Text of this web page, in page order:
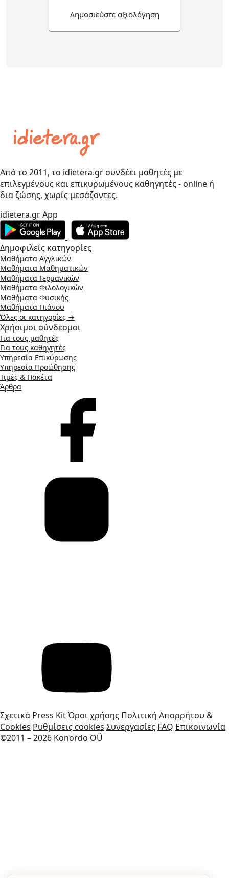
Δημοσιεύστε αξιολόγηση
Από το 2011, το idietera.gr συνδέει μαθητές με
επιλεγμένους και επικυρωμένους καθηγητές - online ή
δια ζώσης, χωρίς μεσάζοντες.
idietera.gr App
Δημοφιλείς κατηγορίες
Μαθήματα Αγγλικών
Μαθήματα Μαθηματικών
Μαθήματα Γερμανικών
Μαθήματα Φιλολογικών
Μαθήματα Φυσικής
Μαθήματα Πιάνου
Όλες οι κατηγορίες →
Χρήσιμοι σύνδεσμοι
Για τους μαθητές
Για τους καθηγητές
Υπηρεσία Επικύρωσης
Υπηρεσία Προώθησης
Τιμές & Πακέτα
Άρθρα
Σχετικά Press KitΌροι χρήσης Πολιτική Απορρήτου &
Cookies Ρυθμίσεις cookies Συνεργασίες FAQ Επικοινωνία
©2011 – 2026 Konordo OÜ